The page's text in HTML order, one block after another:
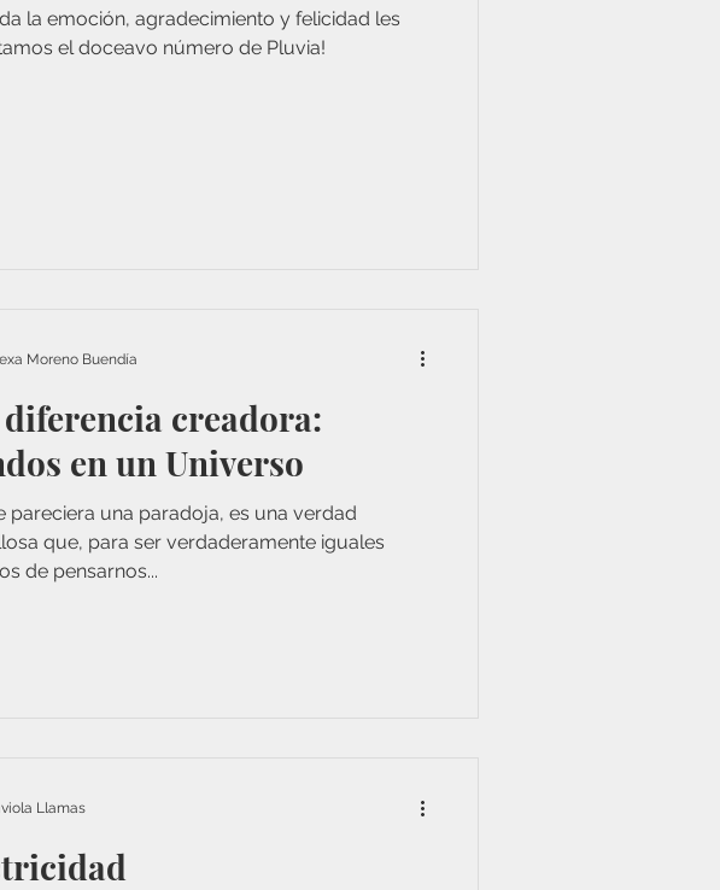
la emoción, agradecimiento y felicidad les
el doceavo número de Pluvia!
creadora:
en un Universo
pareciera una paradoja, es una verdad
que, para ser verdaderamente iguales
de pensarnos...
Moreno Buendía
Llamas